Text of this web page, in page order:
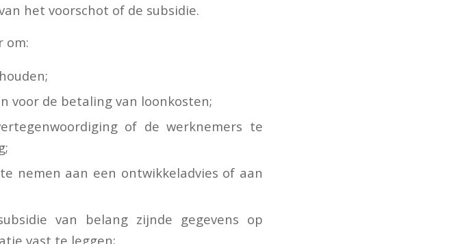
het voorschot of de subsidie.
om:
voor de betaling van loonkosten;
of de werknemers te
nemen aan een ontwikkeladvies of aan
van belang zijnde gegevens op
vast te leggen;